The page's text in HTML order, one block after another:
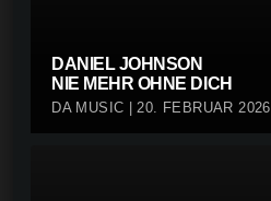
DANIEL JOHNSON
NIE MEHR OHNE DICH
DA MUSIC | 20. FEBRUAR 2026